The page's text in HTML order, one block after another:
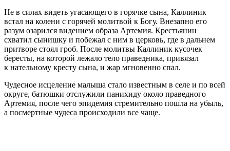
Не в силах видеть угасающего в горячке сына, Каллиник
встал на колени с горячей молитвой к Богу. Внезапно его
разум озарился видением образа Артемия. Крестьянин
схватил сынишку и побежал с ним в церковь, где в дальнем
притворе стоял гроб. После молитвы Каллиник кусочек
бересты, на которой лежало тело праведника, привязал
к нательному кресту сына, и жар мгновенно спал.
Чудесное исцеление малыша стало известным в селе и по всей
округе, батюшки отслужили панихиду около праведного
Артемия, после чего эпидемия стремительно пошла на убыль,
а посмертные чудеса происходили все чаще.